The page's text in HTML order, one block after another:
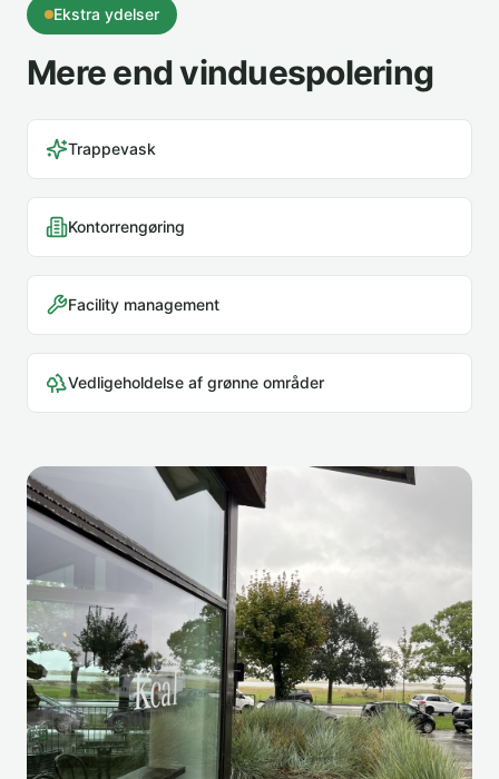
Ekstra ydelser
Mere end vinduespolering
Trappevask
Kontorrengøring
Facility management
Vedligeholdelse af grønne områder